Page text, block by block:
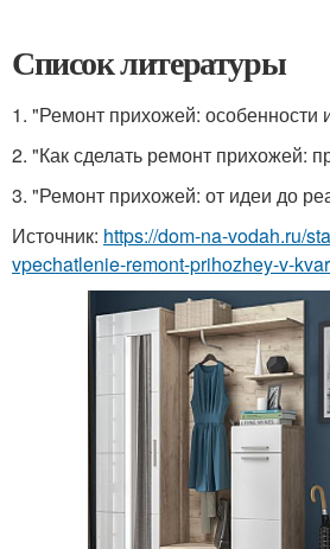
Список литературы
1. "Ремонт прихожей: особенности
2. "Как сделать ремонт прихожей:
3. "Ремонт прихожей: от идеи до
Источник: https://dom-na-vodah.ru/
vpechatlenie-remont-prihozhey-v-